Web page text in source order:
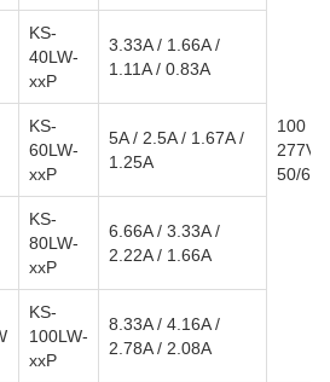
100 ~
277V
50/
KS-
40LW-
xxP
3.33A / 1.66A /
1.11A / 0.83A
KS-
60LW-
xxP
5A / 2.5A / 1.67A /
1.25A
KS-
80LW-
xxP
6.66A / 3.33A /
2.22A / 1.66A
KS-
100LW-
xxP
8.33A / 4.16A /
2.78A / 2.08A